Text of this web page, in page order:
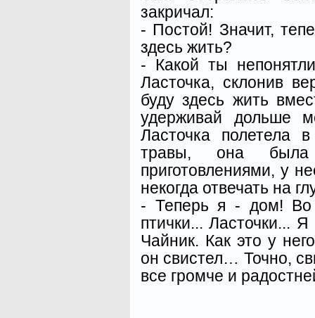
закричал:
- Постой! Значит,
здесь жить?
- Какой ты
Ласточка, склонив
буду здесь жить
удерживай дольше
Ласточка полетела
травы, она была
приготовлениями, у
некогда отвечать на
- Теперь я - дом! Во
птички... Ласточки...
Чайник. Как это у
он свистел… Точно,
все громче и